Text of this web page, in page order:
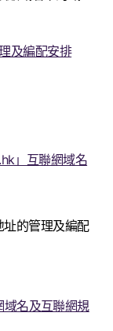
及編配安排
」互聯網域名
的管理及編配
名及互聯網規